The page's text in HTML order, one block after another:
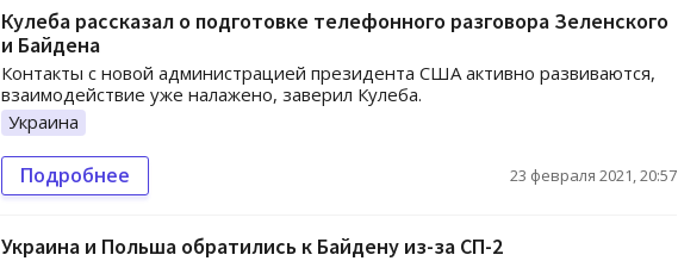
Кулеба рассказал о подготовке телефонного разговора Зеленского
и Байдена
Контакты с новой администрацией президента США активно развиваются,
взаимодействие уже налажено, заверил Кулеба.
Украина
Подробнее 23 февраля 2021, 20:57
Украина и Польша обратились к Байдену из-за СП-2